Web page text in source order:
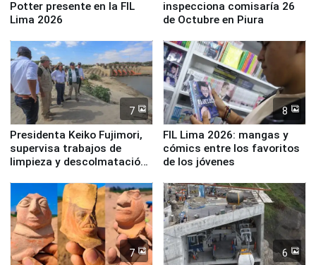
Potter presente en la FIL
Lima 2026
inspecciona comisaría 26
de Octubre en Piura
7
Presidenta Keiko Fujimori,
supervisa trabajos de
limpieza y descolmatación
8
FIL Lima 2026: mangas y
cómics entre los favoritos
de los jóvenes
7 6